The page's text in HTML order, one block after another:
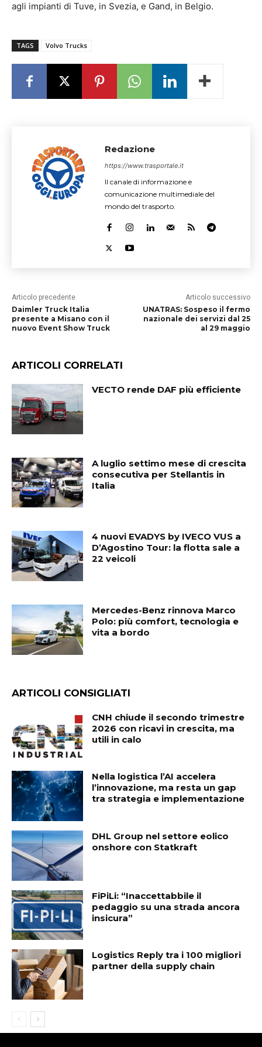
agli impianti di Tuve, in Svezia, e Gand, in Belgio.
TAGS Volvo Trucks
Redazione
https://www.trasportale.it
Il canale di informazione e
comunicazione multimediale del
mondo del trasporto.
Articolo precedente
Daimler Truck Italia
presente a Misano con il
nuovo Event Show Truck
Articolo successivo
UNATRAS: Sospeso il fermo
nazionale dei servizi dal 25
al 29 maggio
ARTICOLI CORRELATI
VECTO rende DAF più efficiente
A luglio settimo mese di crescita
consecutiva per Stellantis in
Italia
4 nuovi EVADYS by IVECO VUS a
D’Agostino Tour: la flotta sale a
22 veicoli
Mercedes-Benz rinnova Marco
Polo: più comfort, tecnologia e
vita a bordo
ARTICOLI CONSIGLIATI
CNH chiude il secondo trimestre
2026 con ricavi in crescita, ma
utili in calo
Nella logistica l’AI accelera
l’innovazione, ma resta un gap
tra strategia e implementazione
DHL Group nel settore eolico
onshore con Statkraft
FiPiLi: “Inaccettabbile il
pedaggio su una strada ancora
insicura”
Logistics Reply tra i 100 migliori
partner della supply chain